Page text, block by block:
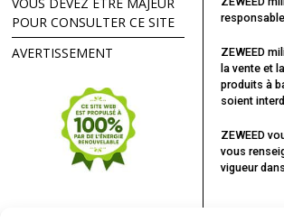
POUR CONSULTER CE SITE
AVERTISSEMENT
responsable
ZEWEED
la vente et
produits à
soient
ZEWEED
vous
vigueur